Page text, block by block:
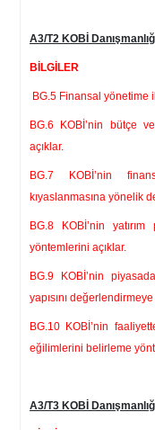
A3/T2 KOBİ
BİLGİLER
BG.5 Finansal yönetime
BG.6 KOBİ’nin bütçe
açıklar.
BG.7 KOBİ’nin
kıyaslanmasına yönelik
BG.8 KOBİ’nin
yöntemlerini açıklar.
BG.9 KOBİ’nin
yapısını
BG.10 KOBİ’nin
eğilimlerini belirleme
A3/T3 KOBİ